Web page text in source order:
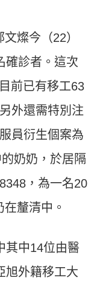
燦今（22）
確診者。這次
前已有移工63
外還需特別注
員衍生個案為
奶奶，於居隔
，為一名20
釐清中。
其中14位由醫
旭外籍移工大